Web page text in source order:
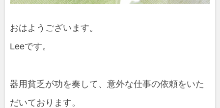
おはようございます。
Leeです。
器用貧乏が功を奏して、意外な仕事の依頼をいた
だいております。